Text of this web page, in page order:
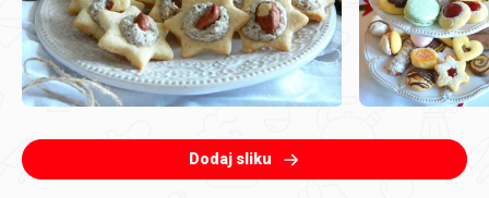
Dodaj sliku